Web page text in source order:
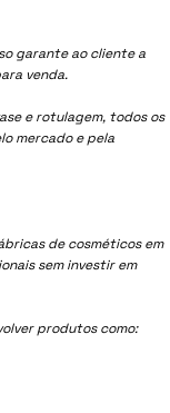
garante ao cliente a
venda.
e rotulagem, todos os
mercado e pela
de cosméticos em
sem investir em
produtos como: